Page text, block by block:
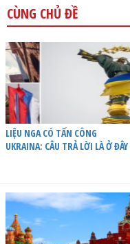
CÙNG CHỦ ĐỀ
LIỆU NGA CÓ TẤN CÔNG
UKRAINA: CÂU TRẢ LỜI LÀ Ở ĐÂY